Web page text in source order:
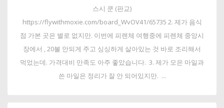
스시 쿤 (판교)
https://flywithmoxie.com/board_WvOV41/65735 2. 제가 음식
점 가본 곳은 별로 없지만. 이번에 피렌체 여행중에 피렌체 중앙시
장에서 , 20불 안되게 주고 싱싱하게 살아있는 것 바로 조리해서
먹었는데. 가격대비 만족도 아주 좋았습니다. 3. 제가 모은 마일과
쓴 마일은 정리가 잘 안 되어있지만. ...